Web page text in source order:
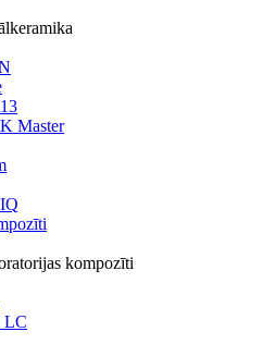
Master
kompozīti
LC